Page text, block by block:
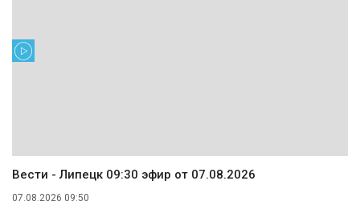
Вести - Липецк 09:30 эфир от 07.08.2026
07.08.2026 09:50